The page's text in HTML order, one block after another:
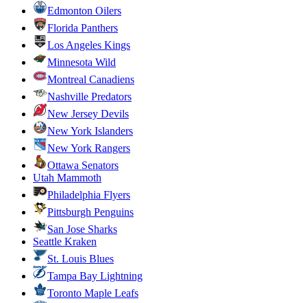
Edmonton Oilers
Florida Panthers
Los Angeles Kings
Minnesota Wild
Montreal Canadiens
Nashville Predators
New Jersey Devils
New York Islanders
New York Rangers
Ottawa Senators
Utah Mammoth
Philadelphia Flyers
Pittsburgh Penguins
San Jose Sharks
Seattle Kraken
St. Louis Blues
Tampa Bay Lightning
Toronto Maple Leafs